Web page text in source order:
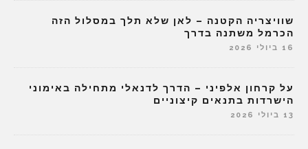
שוויצריה הקטנה – לאן שלא תלך במסלול הזה
הכרמל משתנה בדרך
16 ביולי 2026
על קרחון אלפיני – הדרך לדנאלי מתחילה באימוני
הישרדות בתנאים קיצוניים
13 ביולי 2026